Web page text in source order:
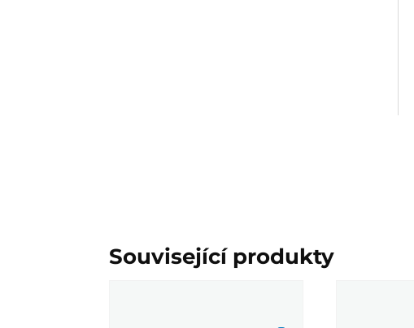
Související produkty